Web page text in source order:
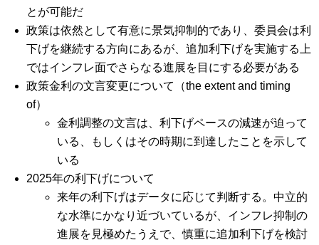
とが可能だ
政策は依然として有意に景気抑制的であり、委員会は利
下げを継続する方向にあるが、追加利下げを実施する上
ではインフレ面でさらなる進展を目にする必要がある
政策金利の文言変更について（the extent and timing
of）
金利調整の文言は、利下げペースの減速が迫って
いる、もしくはその時期に到達したことを示して
いる
2025年の利下げについて
来年の利下げはデータに応じて判断する。中立的
な水準にかなり近づいているが、インフレ抑制の
進展を見極めたうえで、慎重に追加利下げを検討